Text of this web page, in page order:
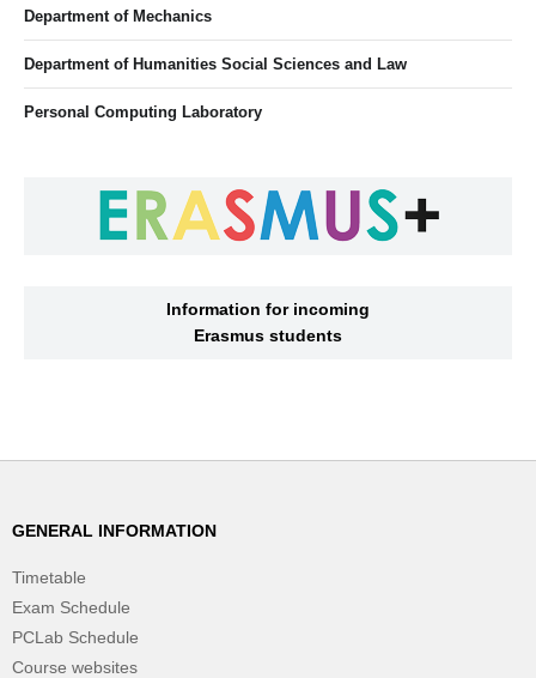
Department of Mechanics
Department of Humanities Social Sciences and Law
Personal Computing Laboratory
Information for incoming
Erasmus students
GENERAL INFORMATION
Timetable
Exam Schedule
PCLab Schedule
Course websites